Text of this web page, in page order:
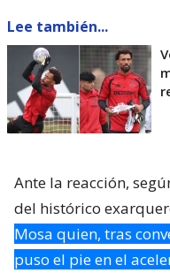
Lee también...
Ante la reacción,
del histórico
Mosa quien, tras
puso el pie en el